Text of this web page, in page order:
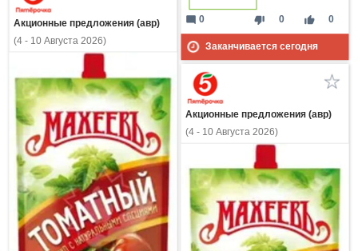
thumb_down 0 thumb_up 0
mode_comment 0
Заканчивается сегодня
Акционные предложения (авр)
(4 - 10 Августа 2026)
Акционные предложения (авр)
(4 - 10 Августа 2026)